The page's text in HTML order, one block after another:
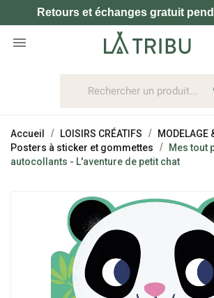
Retours et échanges gratuit

Accueil LOISIRS CRÉATIFS
MODELAGE
Posters à sticker et gommettes
Mes tout
autocollants - L'aventure de petit chat